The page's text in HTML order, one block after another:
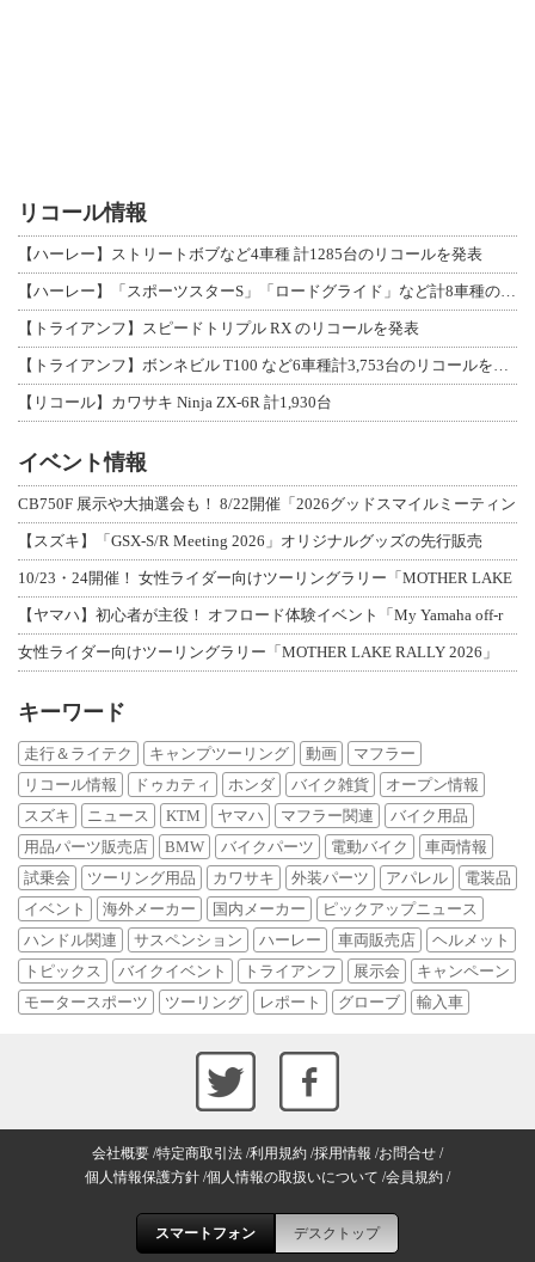
リコール情報
【ハーレー】ストリートボブなど4車種 計1285台のリコールを発表
【トライアンフ】スピードトリプル RX のリコールを発表
【リコール】カワサキ Ninja ZX-6R 計1,930台
イベント情報
CB750F 展示や大抽選会も！ 8/22開催「2026グッドスマイルミーティン
【スズキ】「GSX-S/R Meeting 2026」オリジナルグッズの先行販売
10/23・24開催！ 女性ライダー向けツーリングラリー「MOTHER LAKE
【ヤマハ】初心者が主役！ オフロード体験イベント「My Yamaha off-r
女性ライダー向けツーリングラリー「MOTHER LAKE RALLY 2026」
キーワード
走行＆ライテク キャンプツーリング 動画
マフラー
リコール情報
ドゥカティ ホンダ バイク雑貨
オープン情報
スズキ
ニュース KTM ヤマハ マフラー関連
バイク用品
用品パーツ販売店
BMW バイクパーツ 電動バイク
車両情報
試乗会
ツーリング用品 カワサキ 外装パーツ アパレル
電装品
イベント
海外メーカー 国内メーカー
ピックアップニュース
ハンドル関連
サスペンション ハーレー 車両販売店
ヘルメット
トピックス
バイクイベント トライアンフ 展示会
キャンペーン
モータースポーツ
ツーリング レポート グローブ 輸入車
会社概要 特定商取引法 利用規約 採用情報 お問合せ
個人情報保護方針 個人情報の取扱いについて 会員規約
スマートフォン デスクトップ